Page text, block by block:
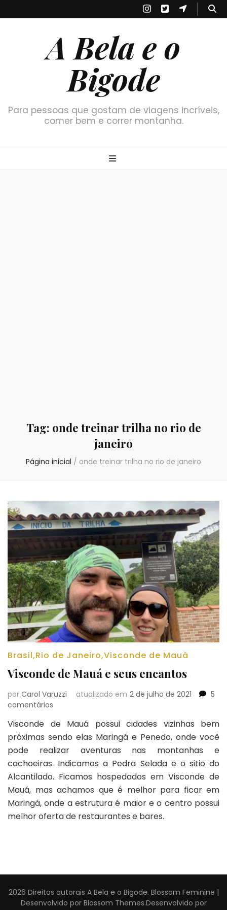
A Bela e o
Bigode
Para pessoas que gostam de viagens incríveis,
comer bem e correr montanha.
Tag: onde treinar trilha no rio de
janeiro
Página inicial / onde treinar trilha no rio de janeiro
Brasil,Rio de Janeiro,Visconde de Mauá
Visconde de Mauá e seus encantos
por Carol Varuzzi atualizado em 2 de julho de 2021
5
comentários
de
Mauá
e
encantos
Visconde de Mauá possui cidades vizinhas bem
próximas sendo elas Maringá e Penedo, onde você
pode realizar aventuras nas montanhas e
cachoeiras. Indicamos a Pedra Selada e o sitio do
Alcantilado. Ficamos hospedados em Visconde de
Mauá, mas achamos que é melhor para ficar em
Maringá, onde a estrutura é maior e o centro possui
melhor oferta de restaurantes e bares.
2026 Direitos autorais A Bela e o Bigode. Blossom Feminine |
Desenvolvido por Blossom Themes.Desenvolvido por